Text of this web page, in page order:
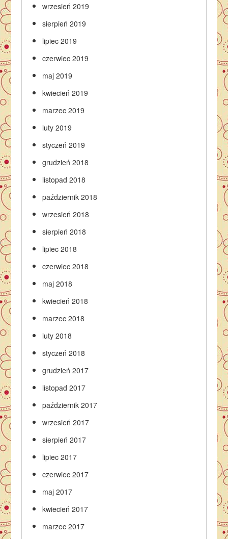
wrzesień 2019
sierpień 2019
lipiec 2019
czerwiec 2019
maj 2019
kwiecień 2019
marzec 2019
luty 2019
styczeń 2019
grudzień 2018
listopad 2018
październik 2018
wrzesień 2018
sierpień 2018
lipiec 2018
czerwiec 2018
maj 2018
kwiecień 2018
marzec 2018
luty 2018
styczeń 2018
grudzień 2017
listopad 2017
październik 2017
wrzesień 2017
sierpień 2017
lipiec 2017
czerwiec 2017
maj 2017
kwiecień 2017
marzec 2017